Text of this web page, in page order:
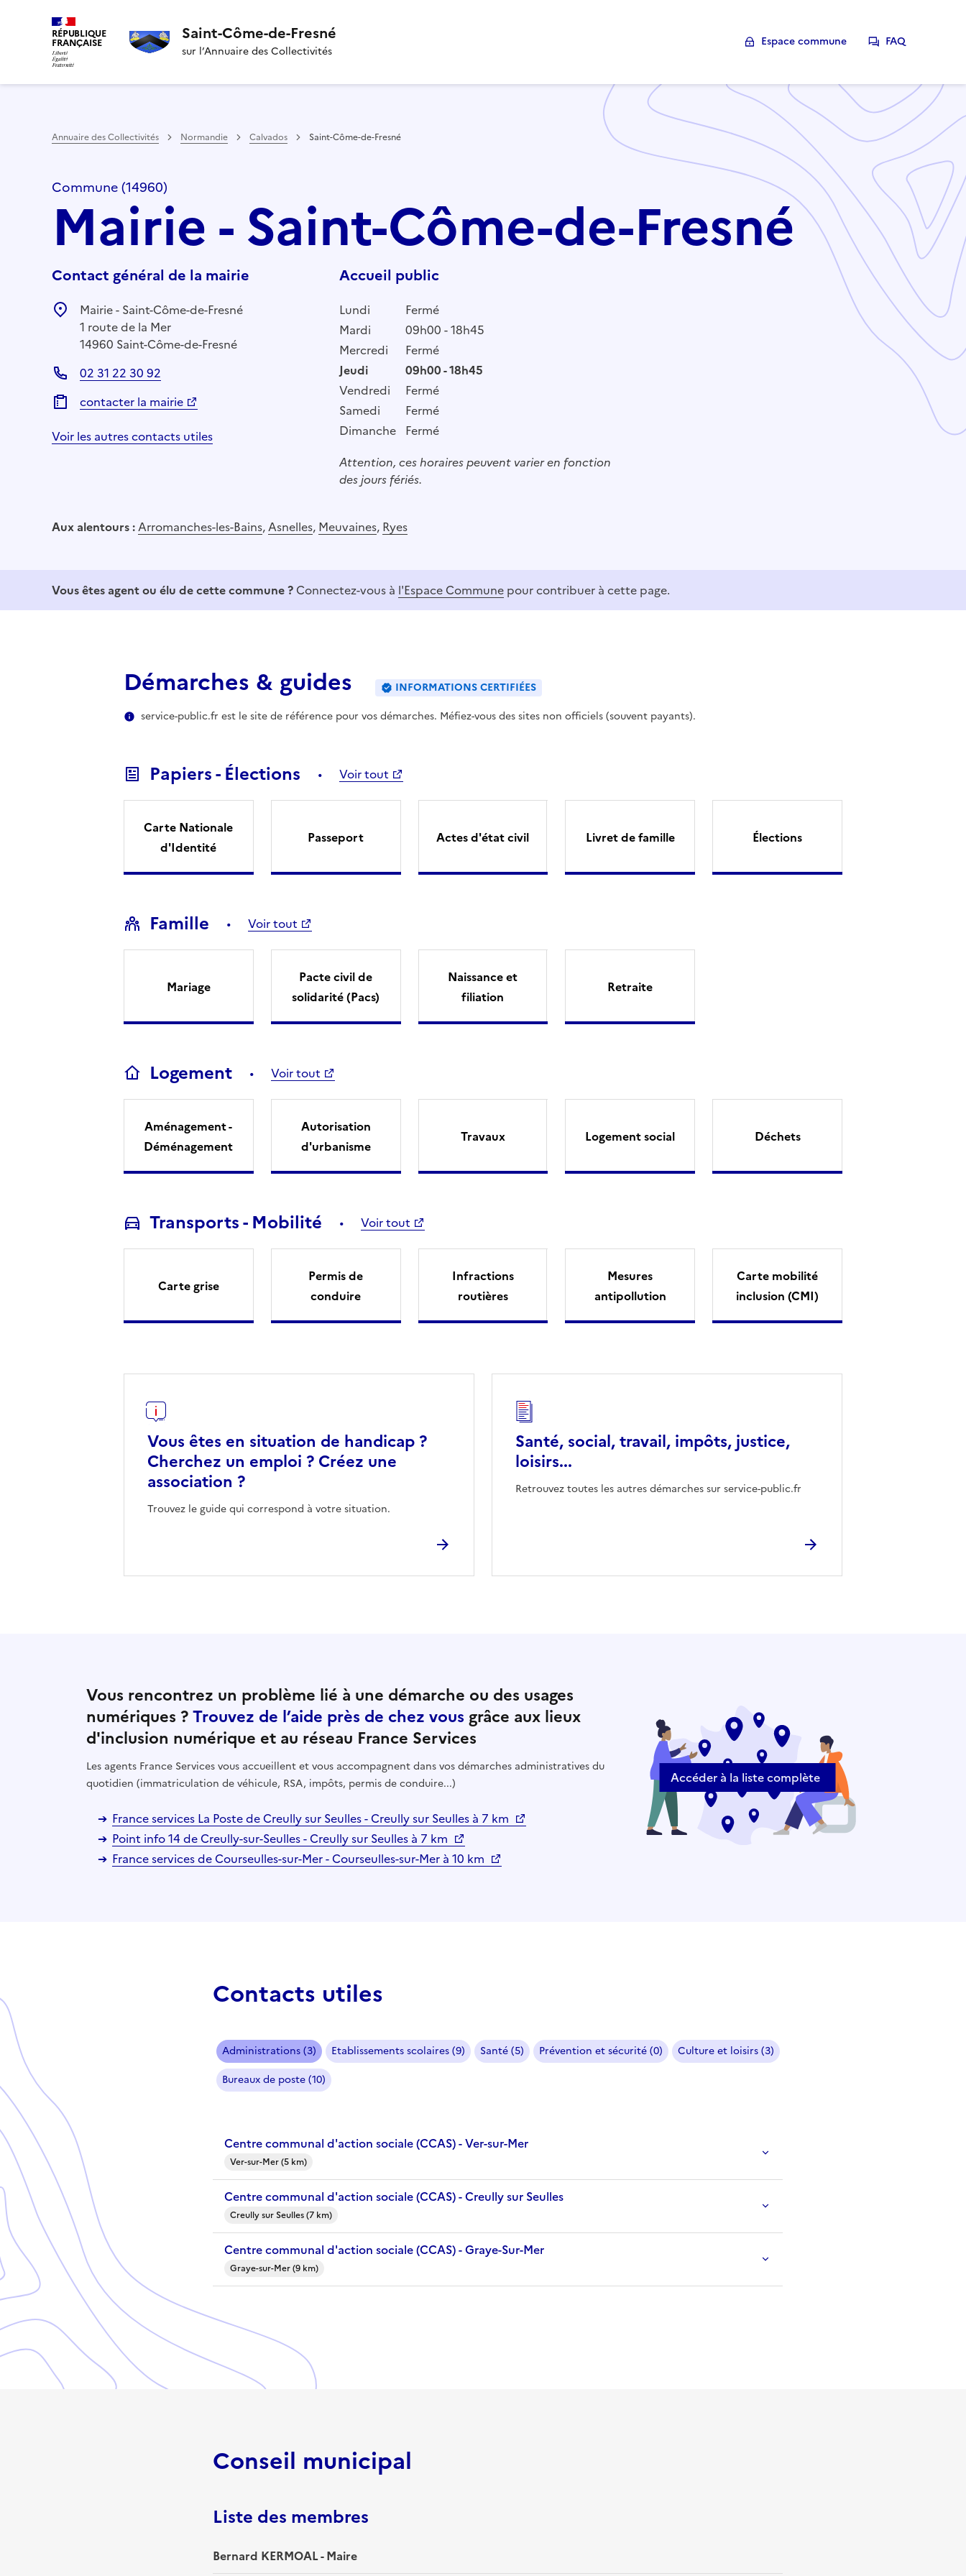
RÉPUBLIQUE
FRANÇAISE Saint-Côme-de-Fresné
sur l’Annuaire des Collectivités
Espace commune FAQ
Annuaire des Collectivités Normandie Calvados Saint-Côme-de-Fresné
Commune (14960)
Mairie - Saint-Côme-de-Fresné
Contact général de la mairie
Mairie - Saint-Côme-de-Fresné
1 route de la Mer
14960 Saint-Côme-de-Fresné
02 31 22 30 92
contacter la mairie
Voir les autres contacts utiles
Accueil public
Lundi
Fermé
Mardi
09h00 - 18h45
Mercredi
Fermé
Jeudi
09h00 - 18h45
Vendredi
Fermé
Samedi
Fermé
Dimanche Fermé
Attention, ces horaires peuvent varier en fonction
des jours fériés.
Aux alentours :Arromanches-les-Bains,Asnelles, Meuvaines, Ryes
Vous êtes agent ou élu de cette commune ? Connectez-vous à l'Espace Commune pour contribuer à cette page.
Démarches & guides
INFORMATIONS CERTIFIÉES
service-public.fr est le site de référence pour vos démarches. Méfiez-vous des sites non officiels (souvent payants).
Papiers - Élections Voir tout
Carte Nationale
d'Identité
Passeport Actes d'état civil Livret de famille Élections
Famille Voir tout
Mariage
Pacte civil de
solidarité (Pacs)
Naissance et
filiation
Retraite
Logement Voir tout
Aménagement -
Déménagement
Autorisation
d'urbanisme
Travaux Logement social Déchets
Transports - Mobilité Voir tout
Carte grise
Permis de
conduire
Infractions
routières
Mesures
antipollution
Carte mobilité
inclusion (CMI)
Vous êtes en situation de handicap ?
Cherchez un emploi ? Créez une
association ?
Trouvez le guide qui correspond à votre situation.
Santé, social, travail, impôts, justice,
loisirs...
Retrouvez toutes les autres démarches sur service-public.fr
Vous rencontrez un problème lié à une démarche ou des usages
numériques ?Trouvez de l’aide près de chez vous grâce aux lieux
d'inclusion numérique et au réseau France Services
Les agents France Services vous accueillent et vous accompagnent dans vos démarches administratives du
quotidien (immatriculation de véhicule, RSA, impôts, permis de conduire...)
France services La Poste de Creully sur Seulles - Creully sur Seulles à 7 km
Point info 14 de Creully-sur-Seulles - Creully sur Seulles à 7 km
France services de Courseulles-sur-Mer - Courseulles-sur-Mer à 10 km
Accéder à la liste complète
Contacts utiles
Administrations (3) Etablissements scolaires (9) Santé (5) Prévention et sécurité (0)
Culture et loisirs (3)
Bureaux de poste (10)
Centre communal d'action sociale (CCAS) - Ver-sur-Mer
Ver-sur-Mer (5 km)
Centre communal d'action sociale (CCAS) - Creully sur Seulles
Creully sur Seulles (7 km)
Centre communal d'action sociale (CCAS) - Graye-Sur-Mer
Graye-sur-Mer (9 km)
Conseil municipal
Liste des membres
Bernard KERMOAL - Maire